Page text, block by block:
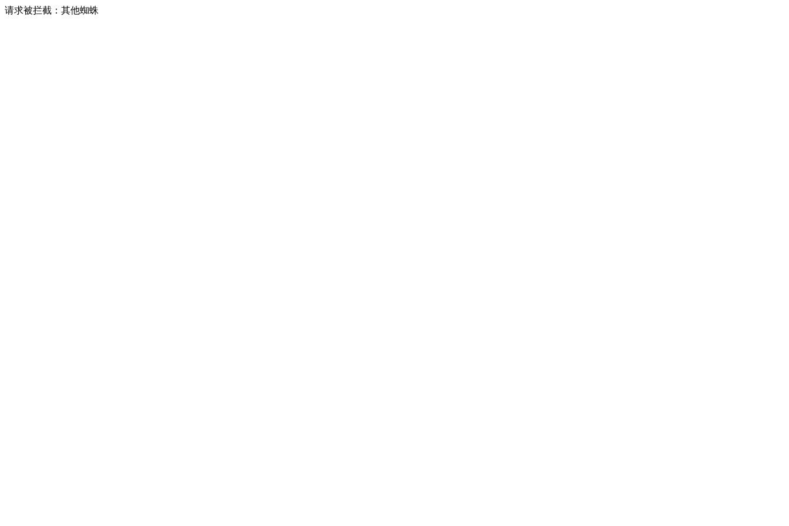
请求被拦截：其他蜘蛛